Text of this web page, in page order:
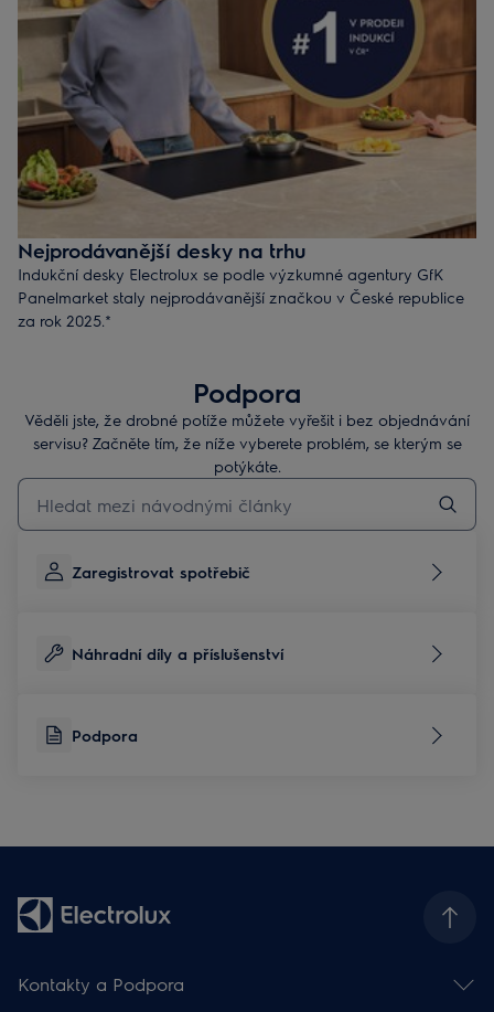
Nejprodávanější desky na trhu
Indukční desky Electrolux se podle výzkumné agentury GfK
Panelmarket staly nejprodávanější značkou v České republice
za rok 2025.*
* GfK Market Intelligence: Na základě sledování prodejů
vestavných indukčních desek v České republice za rok 2025.
Zdroj: GfK Panelmarket, prodané kusy. Copyright © 2026
Nielsen Consumer LLC.
Podpora
Věděli jste, že drobné potíže můžete vyřešit i bez objednávání
servisu? Začněte tím, že níže vyberete problém, se kterým se
potýkáte.
Pro vyhledávání v článcích technické podpory začněte psát
Zaregistrovat spotřebič
Náhradní díly a příslušenství
Podpora
Kontakty a Podpora